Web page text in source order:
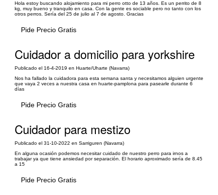
Hola estoy buscando alojamiento para mi perro otto de 13 años. Es un perrito de 8
kg, muy bueno y tranquilo en casa. Con la gente es sociable pero no tanto con los
otros perros. Sería del 25 de julio al 7 de agosto. Gracias
Pide Precio Gratis
Cuidador a domicilio para yorkshire
Publicado el 16-4-2019 en Huarte/Uharte (Navarra)
Nos ha fallado la cuidadora para esta semana santa y necesitamos alguien urgente
que vaya 2 veces a nuestra casa en huarte-pamplona para pasearle durante 6
días
Pide Precio Gratis
Cuidador para mestizo
Publicado el 31-10-2022 en Sarriguren (Navarra)
En alguna ocasión podemos necesitar cuidado de nuestro perro para irnos a
trabajar ya que tiene ansiedad por separación. El horario aproximado sería de 8.45
a 15
Pide Precio Gratis